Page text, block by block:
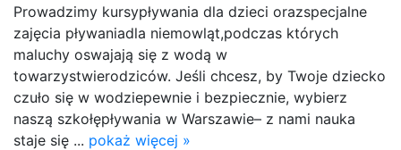
Prowadzimy kursypływania dla dzieci orazspecjalne
zajęcia pływaniadla niemowląt,podczas których
maluchy oswajają się z wodą w
towarzystwierodziców. Jeśli chcesz, by Twoje dziecko
czuło się w wodziepewnie i bezpiecznie, wybierz
naszą szkołępływania w Warszawie– z nami nauka
staje się ... pokaż więcej »